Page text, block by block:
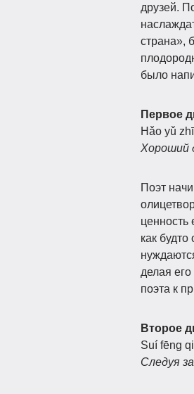
друзей.
страна»,
было
Первое
Hǎo yǔ
Хороший
Поэт
ценность
как
делая
поэта к
Второе
Suí fēng
Следуя